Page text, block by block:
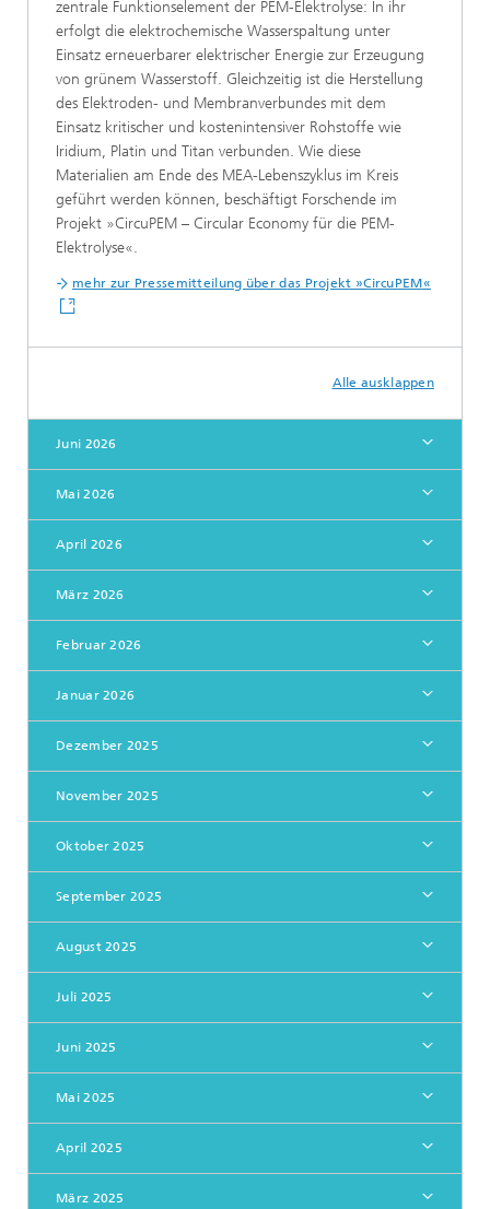
zentrale Funktionselement der PEM-Elektrolyse: In ihr
erfolgt die elektrochemische Wasserspaltung unter
Einsatz erneuerbarer elektrischer Energie zur Erzeugung
von grünem Wasserstoff. Gleichzeitig ist die Herstellung
des Elektroden- und Membranverbundes mit dem
Einsatz kritischer und kostenintensiver Rohstoffe wie
Iridium, Platin und Titan verbunden. Wie diese
Materialien am Ende des MEA-Lebenszyklus im Kreis
geführt werden können, beschäftigt Forschende im
Projekt »CircuPEM – Circular Economy für die PEM-
Elektrolyse«.
mehr zur Pressemitteilung über das Projekt »CircuPEM«
Alle ausklappen
Juni 2026
Mai 2026
April 2026
März 2026
Februar 2026
Januar 2026
Dezember 2025
November 2025
Oktober 2025
September 2025
August 2025
Juli 2025
Juni 2025
Mai 2025
April 2025
März 2025